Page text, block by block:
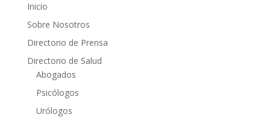
Inicio
Sobre Nosotros
Directorio de Prensa
Directorio de Salud
Abogados
Psicólogos
Urólogos